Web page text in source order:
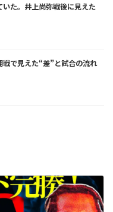
た。井上尚弥戦後に見えた
で見えた“差”と試合の流れ